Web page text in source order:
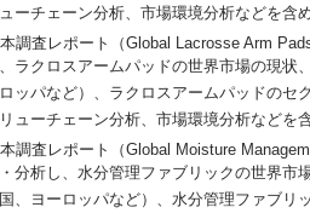
ーチェーン分析、市場環境分析などを含
本調査レポート（Global Lacrosse Arm
ラクロスアームパッドの世界市場の現
ッパなど）、ラクロスアームパッドの
ューチェーン分析、市場環境分析などを
本調査レポート（Global Moisture
分析し、水分管理ファブリックの世界市
、ヨーロッパなど）、水分管理ファブリ